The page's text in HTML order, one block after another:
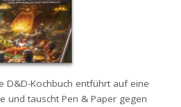
D&D-Kochbuch entführt auf eine
und tauscht Pen & Paper gegen